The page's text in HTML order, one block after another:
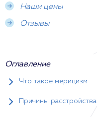
Наши цены
Отзывы
Оглавление
Что такое мерицизм
Причины расстройства